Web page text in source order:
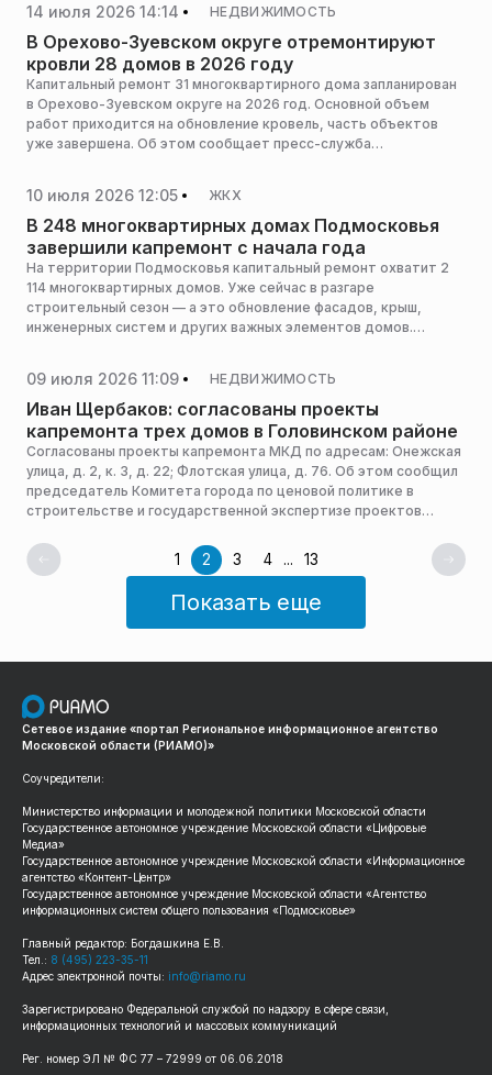
14 июля 2026 14:14 НЕДВИЖИМОСТЬ
В Орехово-Зуевском округе отремонтируют
кровли 28 домов в 2026 году
Капитальный ремонт 31 многоквартирного дома запланирован
в Орехово-Зуевском округе на 2026 год. Основной объем
работ приходится на обновление кровель, часть объектов
уже завершена. Об этом сообщает пресс-служба
10 июля 2026 12:05 ЖКХ
В 248 многоквартирных домах Подмосковья
завершили капремонт с начала года
На территории Подмосковья капитальный ремонт охватит 2
114 многоквартирных домов. Уже сейчас в разгаре
строительный сезон — а это обновление фасадов, крыш,
инженерных систем и других важных элементов домов.
коммунального хозяйства Московской области.
09 июля 2026 11:09 НЕДВИЖИМОСТЬ
Иван Щербаков: согласованы проекты
капремонта трех домов в Головинском районе
Согласованы проекты капремонта МКД по адресам: Онежская
улица, д. 2, к. 3, д. 22; Флотская улица, д. 76. Об этом сообщил
председатель Комитета города по ценовой политике в
строительстве и государственной экспертизе проектов
градостроительной политики и строительства столицы, Иван
Щербаков.
1 2 3 4 ... 13
Показать еще
Сетевое издание «портал Региональное информационное агентство
Московской области (РИАМО)»
Соучредители:
Министерство информации и молодежной политики Московской области
Государственное автономное учреждение Московской области «Цифровые
Медиа»
Государственное автономное учреждение Московской области «Информационное
агентство «Контент-Центр»
Государственное автономное учреждение Московской области «Агентство
информационных систем общего пользования «Подмосковье»
Главный редактор: Богдашкина Е.В.
Тел.: 8 (495) 223-35-11
Адрес электронной почты: info@riamo.ru
Зарегистрировано Федеральной службой по надзору в сфере связи,
информационных технологий и массовых коммуникаций
Рег. номер ЭЛ № ФС 77 – 72999 от 06.06.2018